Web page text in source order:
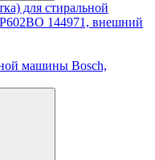
машины Bosch,